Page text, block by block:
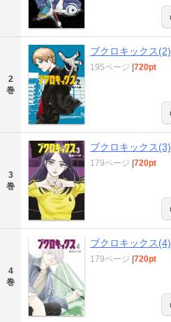
2
巻
ブクロキックス(2)
195ページ |720pt
3
巻
ブクロキックス(3)
179ページ |720pt
4
巻
ブクロキックス(4)
179ページ |720pt